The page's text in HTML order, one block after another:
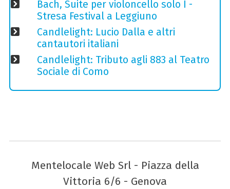
Bach, Suite per violoncello solo I -
Stresa Festival a Leggiuno
Candlelight: Lucio Dalla e altri
cantautori italiani
Candlelight: Tributo agli 883 al Teatro
Sociale di Como
Mentelocale Web Srl - Piazza della
Vittoria 6/6 - Genova